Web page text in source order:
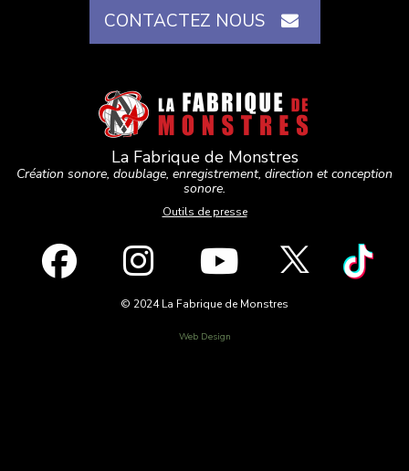
CONTACTEZ NOUS
La Fabrique de Monstres
Création sonore, doublage, enregistrement, direction et conception
sonore.
Outils de presse
© 2024 La Fabrique de Monstres
Web Design